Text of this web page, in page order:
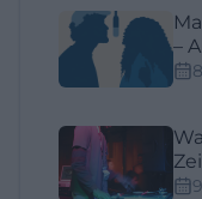
–